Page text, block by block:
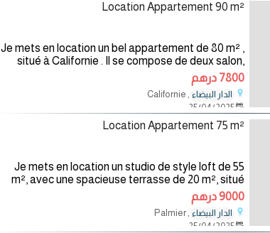
Location Appartement 90 m²
Je mets en location un bel appartement de 80 m² ,
situé à Californie . Il se compose de deux salon,
deux chambres spacieux , une salle de bain et une
cuisine équipée.
7800 درهم
الدار البيضاء , Californie
25/04/2025
Location Appartement 75 m²
Je mets en location un studio de style loft de 55
m², avec une spacieuse terrasse de 20 m², situé
dans une résidence fermée et sécurisée. Ce bien
rare offre un cadre de
9000 درهم
الدار البيضاء , Palmier
25/04/2025